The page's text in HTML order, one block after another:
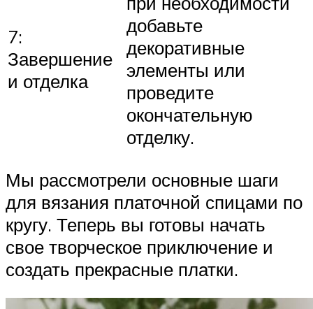
7:
Завершение
и отделка
добавьте
декоративные
элементы или
проведите
окончательную
отделку.
Мы рассмотрели основные шаги
для вязания платочной спицами по
кругу. Теперь вы готовы начать
свое творческое приключение и
создать прекрасные платки.